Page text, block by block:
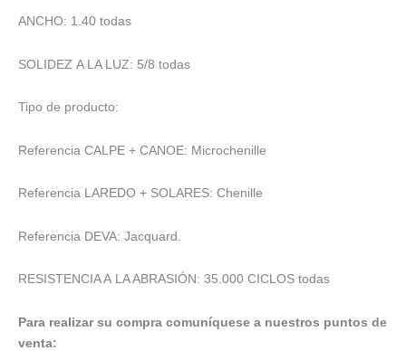
ANCHO: 1.40 todas
SOLIDEZ A LA LUZ: 5/8 todas
Tipo de producto:
Referencia CALPE + CANOE: Microchenille
Referencia LAREDO + SOLARES: Chenille
Referencia DEVA: Jacquard.
RESISTENCIA A LA ABRASIÓN: 35.000 CICLOS todas
Para realizar su compra comuníquese a nuestros puntos de
venta: